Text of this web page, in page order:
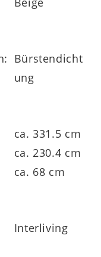
aus der
1024 Made
anpassen.
Bürstendicht
ung
ca. 331.5 cm
ca. 230.4 cm
ca. 68 cm
Interliving